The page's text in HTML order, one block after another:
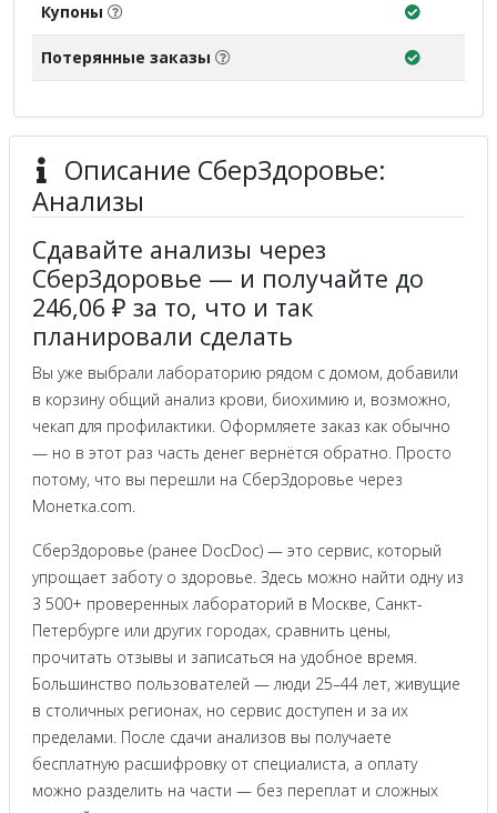
Купоны
Потерянные заказы
Описание СберЗдоровье:
Анализы
Сдавайте анализы через
СберЗдоровье — и получайте до
246,06 ₽ за то, что и так
планировали сделать
Вы уже выбрали лабораторию рядом с домом, добавили
в корзину общий анализ крови, биохимию и, возможно,
чекап для профилактики. Оформляете заказ как обычно
— но в этот раз часть денег вернётся обратно. Просто
потому, что вы перешли на СберЗдоровье через
Монетка.com.
СберЗдоровье (ранее DocDoc) — это сервис, который
упрощает заботу о здоровье. Здесь можно найти одну из
3 500+ проверенных лабораторий в Москве, Санкт-
Петербурге или других городах, сравнить цены,
прочитать отзывы и записаться на удобное время.
Большинство пользователей — люди 25–44 лет, живущие
в столичных регионах, но сервис доступен и за их
пределами. После сдачи анализов вы получаете
бесплатную расшифровку от специалиста, а оплату
можно разделить на части — без переплат и сложных